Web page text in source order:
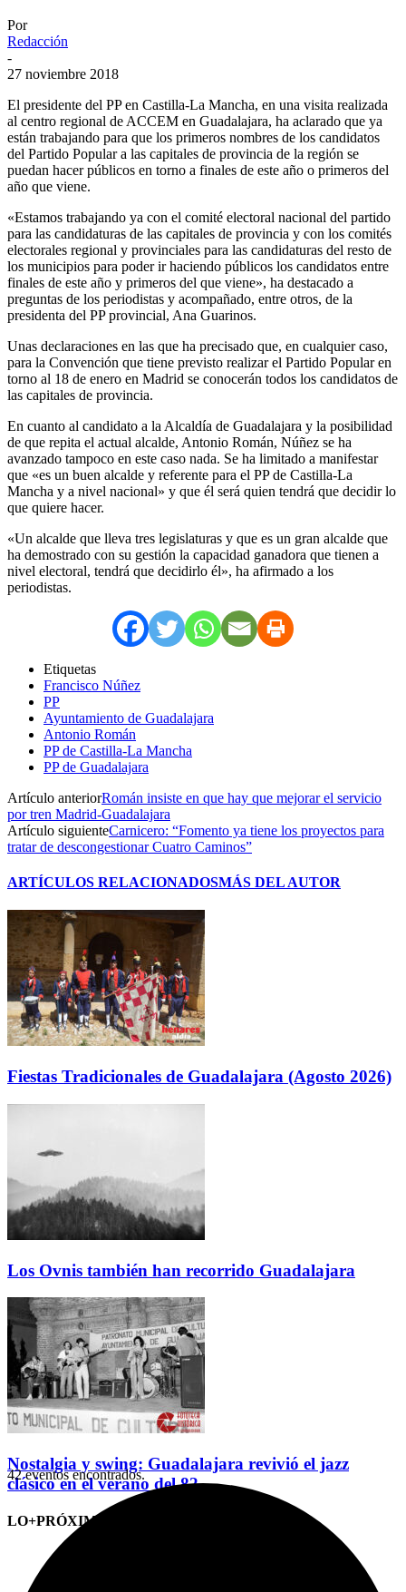
Por
Redacción
-
27 noviembre 2018
El presidente del PP en Castilla-La Mancha, en una visita realizada
al centro regional de ACCEM en Guadalajara, ha aclarado que ya
están trabajando para que los primeros nombres de los candidatos
del Partido Popular a las capitales de provincia de la región se
puedan hacer públicos en torno a finales de este año o primeros del
año que viene.
«Estamos trabajando ya con el comité electoral nacional del partido
para las candidaturas de las capitales de provincia y con los comités
electorales regional y provinciales para las candidaturas del resto de
los municipios para poder ir haciendo públicos los candidatos entre
finales de este año y primeros del que viene», ha destacado a
preguntas de los periodistas y acompañado, entre otros, de la
presidenta del PP provincial, Ana Guarinos.
Unas declaraciones en las que ha precisado que, en cualquier caso,
para la Convención que tiene previsto realizar el Partido Popular en
torno al 18 de enero en Madrid se conocerán todos los candidatos de
las capitales de provincia.
En cuanto al candidato a la Alcaldía de Guadalajara y la posibilidad
de que repita el actual alcalde, Antonio Román, Núñez se ha
avanzado tampoco en este caso nada. Se ha limitado a manifestar
que «es un buen alcalde y referente para el PP de Castilla-La
Mancha y a nivel nacional» y que él será quien tendrá que decidir lo
que quiere hacer.
«Un alcalde que lleva tres legislaturas y que es un gran alcalde que
ha demostrado con su gestión la capacidad ganadora que tienen a
nivel electoral, tendrá que decidirlo él», ha afirmado a los
periodistas.
Etiquetas
Francisco Núñez
PP
Ayuntamiento de Guadalajara
Antonio Román
PP de Castilla-La Mancha
PP de Guadalajara
Artículo anteriorRomán insiste en que hay que mejorar el servicio
por tren Madrid-Guadalajara
Artículo siguienteCarnicero: “Fomento ya tiene los proyectos para
tratar de descongestionar Cuatro Caminos”
ARTÍCULOS RELACIONADOSMÁS DEL AUTOR
Fiestas Tradicionales de Guadalajara (Agosto 2026)
Los Ovnis también han recorrido Guadalajara
Nostalgia y swing: Guadalajara revivió el jazz
clásico en el verano del 82
LO+PRÓXIMO (CITAS)
42 eventos encontrados.